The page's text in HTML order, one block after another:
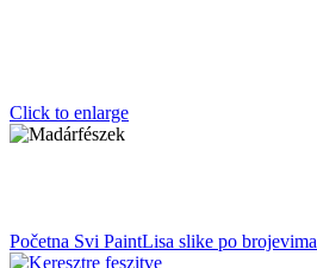
Click to enlarge
Početna Svi PaintLisa slike po brojevima